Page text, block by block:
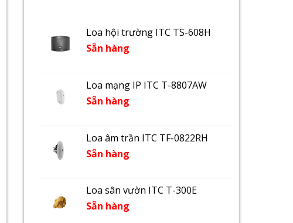
Loa hội trường ITC TS-608H
Sẵn hàng
Loa mạng IP ITC T-8807AW
Sẵn hàng
Loa âm trần ITC TF-0822RH
Sẵn hàng
Loa sân vườn ITC T-300E
Sẵn hàng